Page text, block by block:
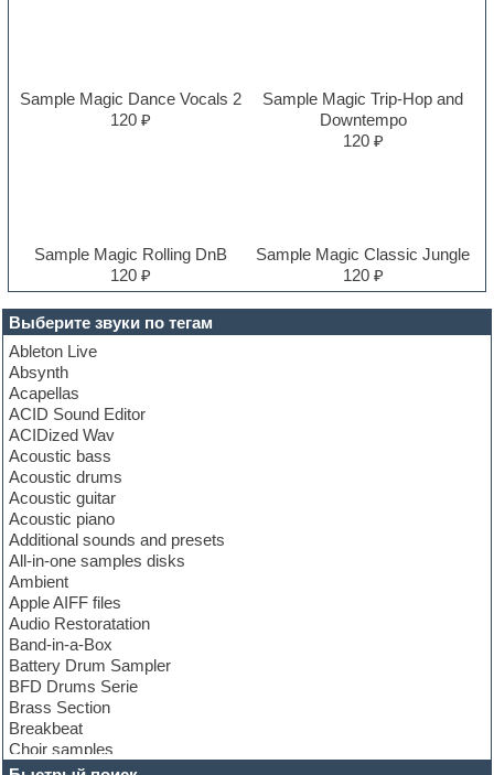
Выберите звуки по тегам
Ableton Live
Absynth
Acapellas
ACID Sound Editor
ACIDized Wav
Acoustic bass
Acoustic drums
Acoustic guitar
Acoustic piano
Additional sounds and presets
All-in-one samples disks
Ambient
Apple AIFF files
Audio Restoratation
Band-in-a-Box
Battery Drum Sampler
BFD Drums Serie
Brass Section
Breakbeat
Choir samples
Chris Hein Samples
Sample Magic Dance Vocals 2
120 ₽
Sample Magic Trip-Hop and
Downtempo
120 ₽
Sample Magic Rolling DnB
120 ₽
Sample Magic Classic Jungle
120 ₽